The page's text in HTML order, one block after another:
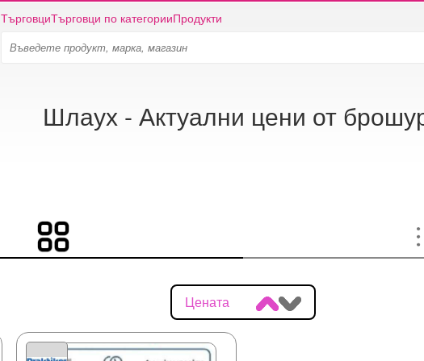
ТърговциТърговци по категорииПродукти
Шлаух - Актуални цени от
Цената